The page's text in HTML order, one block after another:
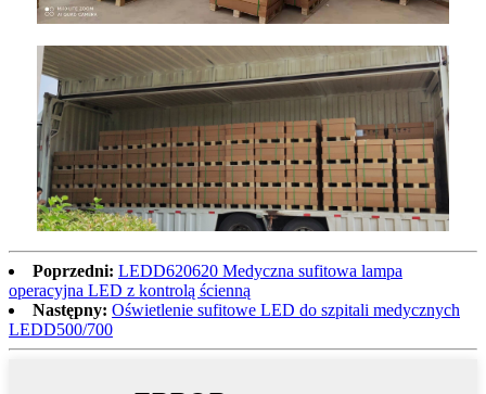
Poprzedni: LEDD620620 Medyczna sufitowa lampa
operacyjna LED z kontrolą ścienną
Następny: Oświetlenie sufitowe LED do szpitali medycznych
LEDD500/700